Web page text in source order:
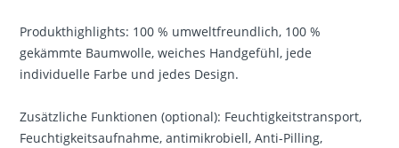
Produkthighlights: 100 % umweltfreundlich, 100 %
gekämmte Baumwolle, weiches Handgefühl, jede
individuelle Farbe und jedes Design.
Zusätzliche Funktionen (optional): Feuchtigkeitstransport,
Feuchtigkeitsaufnahme, antimikrobiell, Anti-Pilling,